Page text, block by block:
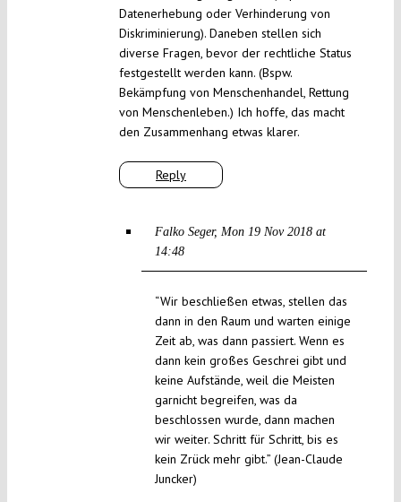
Reply
Datenerhebung oder Verhinderung von
Diskriminierung). Daneben stellen sich
diverse Fragen, bevor der rechtliche Status
festgestellt werden kann. (Bspw.
Bekämpfung von Menschenhandel, Rettung
von Menschenleben.) Ich hoffe, das macht
den Zusammenhang etwas klarer.
Falko Seger Mon 19 Nov 2018 at
14:48
“Wir beschließen etwas, stellen das
dann in den Raum und warten einige
Zeit ab, was dann passiert. Wenn es
dann kein großes Geschrei gibt und
keine Aufstände, weil die Meisten
garnicht begreifen, was da
beschlossen wurde, dann machen
wir weiter. Schritt für Schritt, bis es
kein Zrück mehr gibt.” (Jean-Claude
Juncker)